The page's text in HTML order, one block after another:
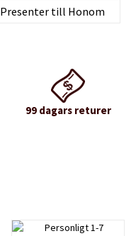
Presenter till Honom
99 dagars returer